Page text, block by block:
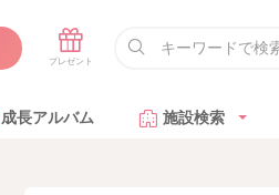
成長アルバム 施設検索